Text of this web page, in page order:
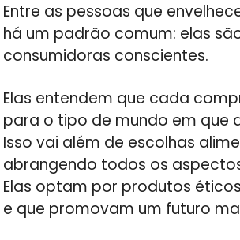
Entre as pessoas que
há um padrão comum: elas
consumidoras conscientes.
Elas entendem que cada
para o tipo de mundo em que
Isso vai além de escolhas
abrangendo todos os
Elas optam por produtos
e que promovam um futuro